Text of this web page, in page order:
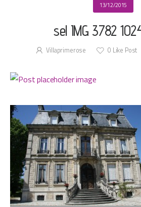
13/12/2015
sel IMG 3782
Villaprimerose 0 Like Post